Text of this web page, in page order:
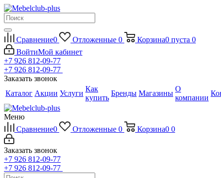
Сравнение0 Отложенные 0 Корзина0 пуста 0
ВойтиМой кабинет
+7 926 812-09-77
+7 926 812-09-77
Заказать звонок
Каталог Акции Услуги
Как
купить
Бренды Магазины
О
компании
Меню
Сравнение0 Отложенные 0 Корзина0 0
Заказать звонок
+7 926 812-09-77
+7 926 812-09-77